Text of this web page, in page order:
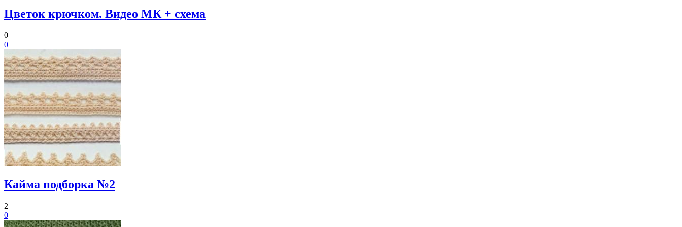
Цветок крючком. Видео МК + схема
0
0
Кайма подборка №2
2
0